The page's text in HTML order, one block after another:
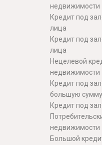
недвижимости
Кредит под
лица
Кредит под
лица
Нецелевой
недвижимости
Кредит под
большую сумму
Кредит под
недвижимости
Большой